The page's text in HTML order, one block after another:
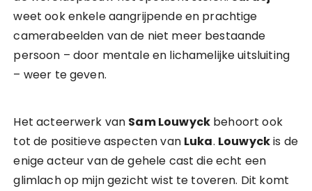
weet ook enkele aangrijpende en prachtige
camerabeelden van de niet meer bestaande
persoon – door mentale en lichamelijke uitsluiting
– weer te geven.
Het acteerwerk van Sam Louwyck behoort ook
tot de positieve aspecten van Luka. Louwyckis de
enige acteur van de gehele cast die echt een
glimlach op mijn gezicht wist te toveren. Dit komt